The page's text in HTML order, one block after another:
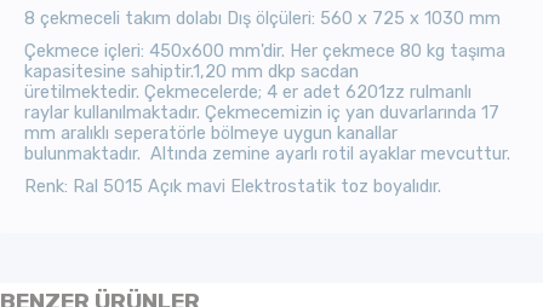
8 çekmeceli takım dolabı Dış ölçüleri: 560 x 725 x 1030 mm
Çekmece içleri: 450x600 mm'dir. Her çekmece 80 kg taşıma
kapasitesine sahiptir.1,20 mm dkp sacdan
üretilmektedir. Çekmecelerde; 4 er adet 6201zz rulmanlı
raylar kullanılmaktadır. Çekmecemizin iç yan duvarlarında 17
mm aralıklı seperatörle bölmeye uygun kanallar
bulunmaktadır. Altında zemine ayarlı rotil ayaklar mevcuttur.
Renk: Ral 5015 Açık mavi Elektrostatik toz boyalıdır.